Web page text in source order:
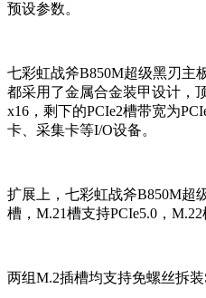
预设参数。
七彩虹战斧B850M超级黑刃主
都采用了金属合金装甲设计，
x16，剩下的PCIe2槽带宽为
卡、采集卡等I/O设备。
扩展上，七彩虹战斧B850M超
槽，M.21槽支持PCIe5.0，M.22
两组M.2插槽均支持免螺丝拆装